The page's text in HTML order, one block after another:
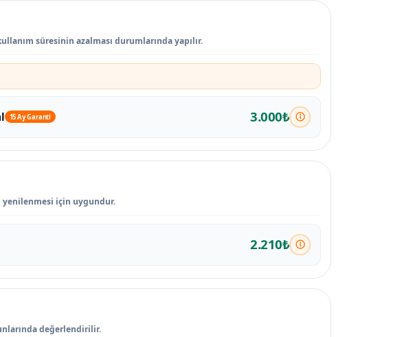
süresinin azalması durumlarında yapılır.
15 Ay Garanti 3.000₺
yenilenmesi için uygundur.
2.210₺
değerlendirilir.